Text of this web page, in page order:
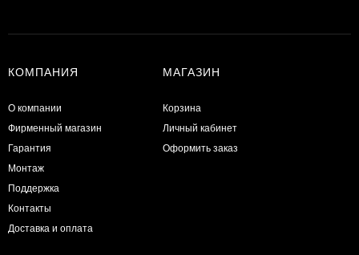
КОМПАНИЯ
О компании
Фирменный магазин
Гарантия
Монтаж
Поддержка
Контакты
Доставка и оплата
МАГАЗИН
Корзина
Личный кабинет
Оформить заказ